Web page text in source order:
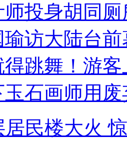
投身胡同
访大陆台
跳舞！游客
石画师用
居民楼大火